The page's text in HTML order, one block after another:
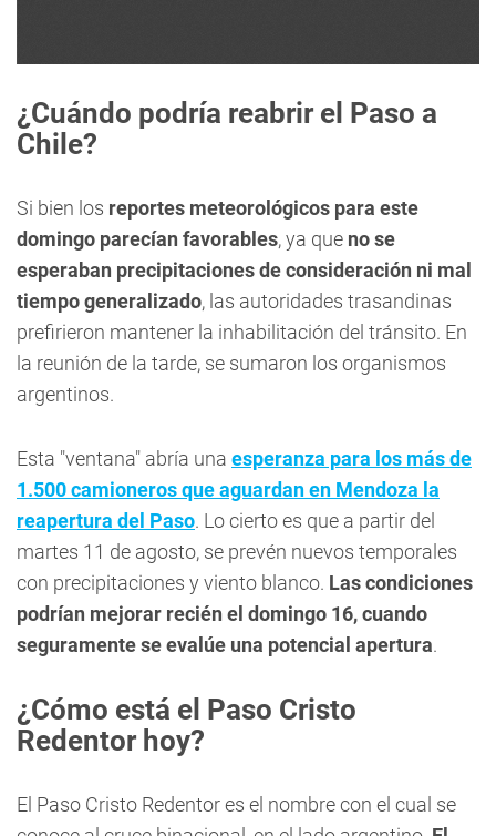
¿Cuándo podría reabrir el Paso a
Chile?
Si bien los reportes meteorológicos para este
domingo parecían favorables, ya que no se
esperaban precipitaciones de consideración ni mal
tiempo generalizado, las autoridades trasandinas
prefirieron mantener la inhabilitación del tránsito. En
la reunión de la tarde, se sumaron los organismos
argentinos.
Esta "ventana" abría una esperanza para los más de
1.500 camioneros que aguardan en Mendoza la
reapertura del Paso. Lo cierto es que a partir del
martes 11 de agosto, se prevén nuevos temporales
con precipitaciones y viento blanco. Las condiciones
podrían mejorar recién el domingo 16, cuando
seguramente se evalúe una potencial apertura.
¿Cómo está el Paso Cristo
Redentor hoy?
El Paso Cristo Redentor es el nombre con el cual se